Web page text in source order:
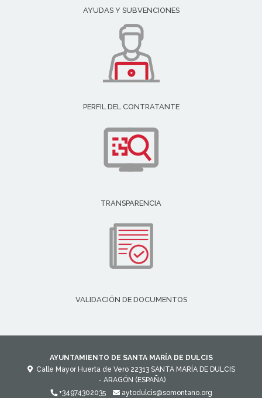
AYUDAS Y SUBVENCIONES
PERFIL DEL CONTRATANTE
TRANSPARENCIA
VALIDACIÓN DE DOCUMENTOS
AYUNTAMIENTO DE SANTA MARÍA DE DULCIS
Calle Mayor Huerta de Vero 22313 SANTA MARÍA DE DULCIS
- ARAGÓN (ESPAÑA)
+34974302035
aytodulcis@somontano.org